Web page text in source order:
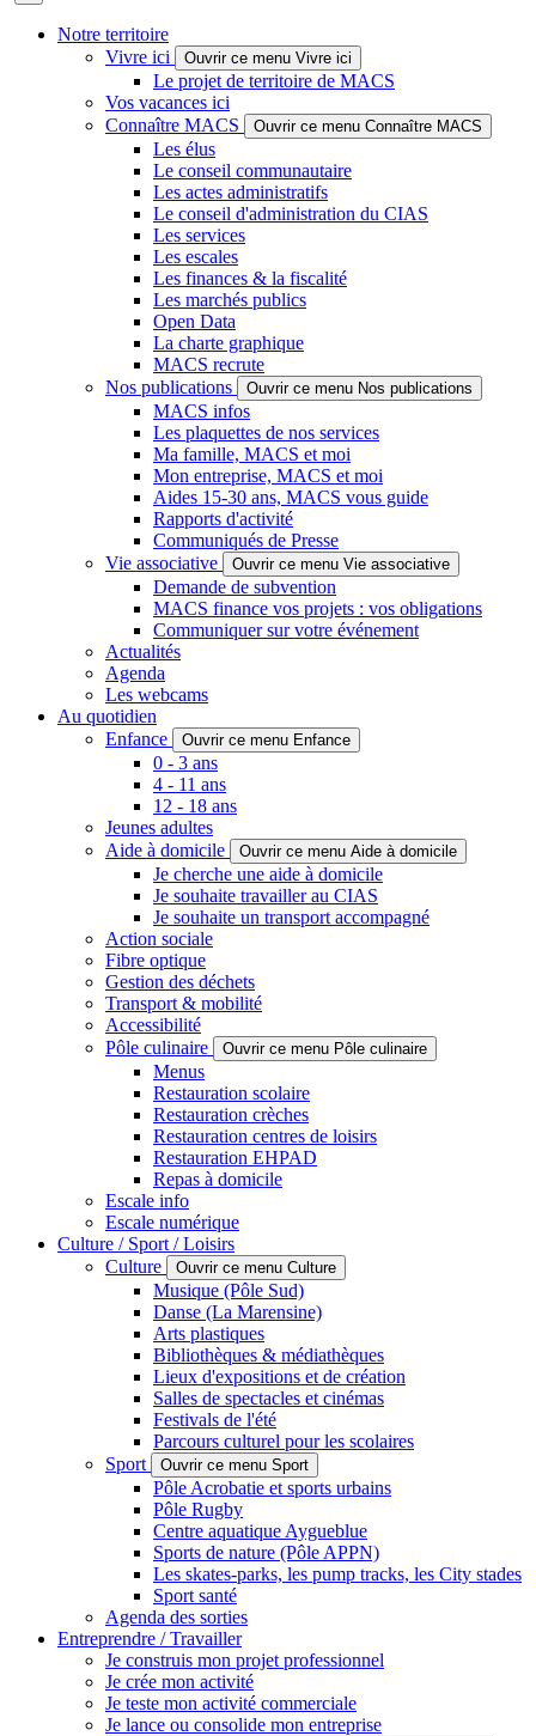
Notre territoire
Vivre ici
Ouvrir ce menu Vivre ici
Le projet de territoire de MACS
Vos vacances ici
Connaître MACS
Ouvrir ce menu Connaître MACS
Les élus
Le conseil communautaire
Les actes administratifs
Le conseil d'administration du CIAS
Les services
Les escales
Les finances & la fiscalité
Les marchés publics
Open Data
La charte graphique
MACS recrute
Nos publications
Ouvrir ce menu Nos publications
MACS infos
Les plaquettes de nos services
Ma famille, MACS et moi
Mon entreprise, MACS et moi
Aides 15-30 ans, MACS vous guide
Rapports d'activité
Communiqués de Presse
Vie associative
Ouvrir ce menu Vie associative
Demande de subvention
MACS finance vos projets : vos obligations
Communiquer sur votre événement
Actualités
Agenda
Les webcams
Au quotidien
Enfance
Ouvrir ce menu Enfance
0 - 3 ans
4 - 11 ans
12 - 18 ans
Jeunes adultes
Aide à domicile
Ouvrir ce menu Aide à domicile
Je cherche une aide à domicile
Je souhaite travailler au CIAS
Je souhaite un transport accompagné
Action sociale
Fibre optique
Gestion des déchets
Transport & mobilité
Accessibilité
Pôle culinaire
Ouvrir ce menu Pôle culinaire
Menus
Restauration scolaire
Restauration crèches
Restauration centres de loisirs
Restauration EHPAD
Repas à domicile
Escale info
Escale numérique
Culture / Sport / Loisirs
Culture
Ouvrir ce menu Culture
Musique (Pôle Sud)
Danse (La Marensine)
Arts plastiques
Bibliothèques & médiathèques
Lieux d'expositions et de création
Salles de spectacles et cinémas
Festivals de l'été
Parcours culturel pour les scolaires
Sport
Ouvrir ce menu Sport
Pôle Acrobatie et sports urbains
Pôle Rugby
Centre aquatique Aygueblue
Sports de nature (Pôle APPN)
Les skates-parks, les pump tracks, les City stades
Sport santé
Agenda des sorties
Entreprendre / Travailler
Je construis mon projet professionnel
Je crée mon activité
Je teste mon activité commerciale
Je lance ou consolide mon entreprise